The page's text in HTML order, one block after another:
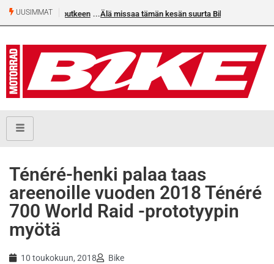
UUSIMMAT Älä missaa tämän kesän suurta Bike-numeroa!
Ténéré-henki palaa taas
areenoille vuoden 2018 Ténéré
700 World Raid -prototyypin
myötä
10 toukokuun, 2018 Bike